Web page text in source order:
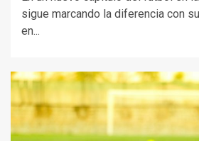
sigue marcando la diferencia con
en...